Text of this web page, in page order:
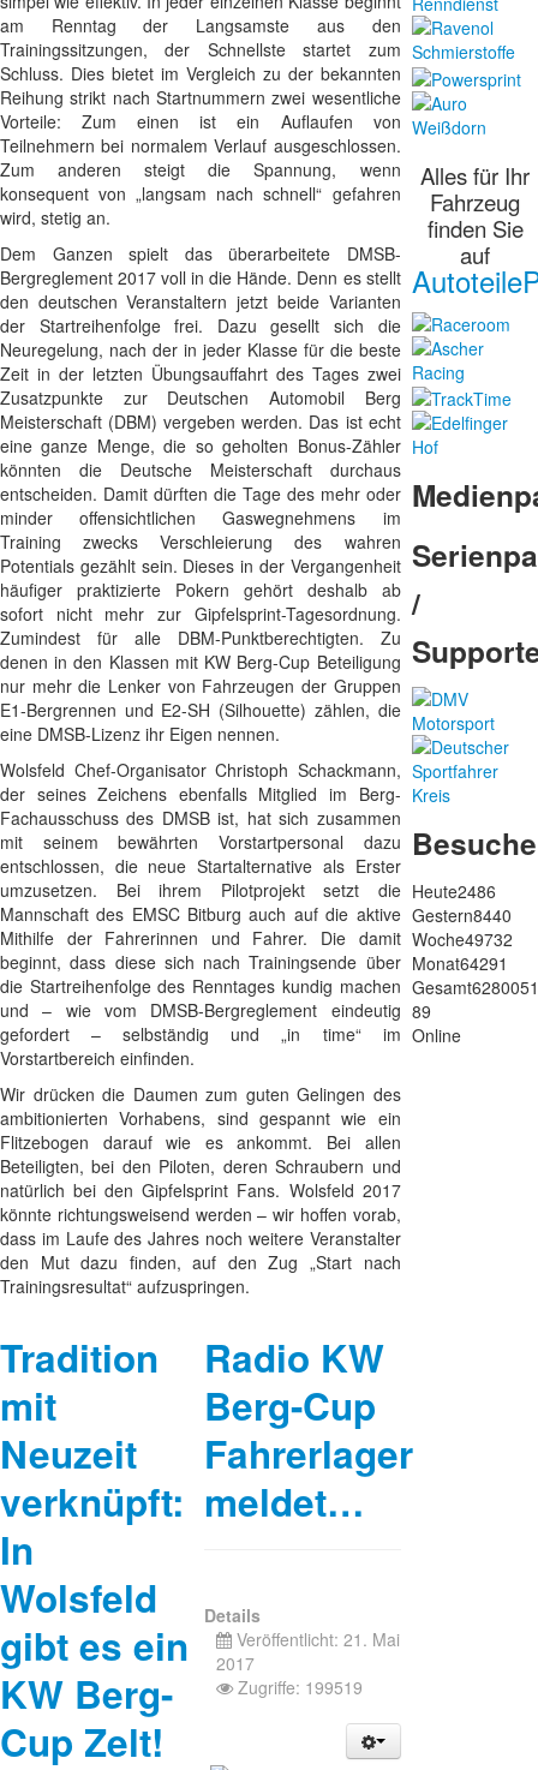
am Renntag der Langsamste aus den
Trainingssitzungen, der Schnellste startet zum
Schluss. Dies bietet im Vergleich zu der bekannten
Reihung strikt nach Startnummern zwei wesentliche
Vorteile: Zum einen ist ein Auflaufen von
Teilnehmern bei normalem Verlauf ausgeschlossen.
Zum anderen steigt die Spannung, wenn
konsequent von „langsam nach schnell“ gefahren
wird, stetig an.
Dem Ganzen spielt das überarbeitete DMSB-
Bergreglement 2017 voll in die Hände. Denn es stellt
den deutschen Veranstaltern jetzt beide Varianten
der Startreihenfolge frei. Dazu gesellt sich die
Neuregelung, nach der in jeder Klasse für die beste
Zeit in der letzten Übungsauffahrt des Tages zwei
Zusatzpunkte zur Deutschen Automobil Berg
Meisterschaft (DBM) vergeben werden. Das ist echt
eine ganze Menge, die so geholten Bonus-Zähler
könnten die Deutsche Meisterschaft durchaus
entscheiden. Damit dürften die Tage des mehr oder
minder offensichtlichen Gaswegnehmens im
Training zwecks Verschleierung des wahren
Potentials gezählt sein. Dieses in der Vergangenheit
häufiger praktizierte Pokern gehört deshalb ab
sofort nicht mehr zur Gipfelsprint-Tagesordnung.
Zumindest für alle DBM-Punktberechtigten. Zu
denen in den Klassen mit KW Berg-Cup Beteiligung
nur mehr die Lenker von Fahrzeugen der Gruppen
E1-Bergrennen und E2-SH (Silhouette) zählen, die
eine DMSB-Lizenz ihr Eigen nennen.
Wolsfeld Chef-Organisator Christoph Schackmann,
der seines Zeichens ebenfalls Mitglied im Berg-
Fachausschuss des DMSB ist, hat sich zusammen
mit seinem bewährten Vorstartpersonal dazu
entschlossen, die neue Startalternative als Erster
umzusetzen. Bei ihrem Pilotprojekt setzt die
Mannschaft des EMSC Bitburg auch auf die aktive
Mithilfe der Fahrerinnen und Fahrer. Die damit
beginnt, dass diese sich nach Trainingsende über
die Startreihenfolge des Renntages kundig machen
und – wie vom DMSB-Bergreglement eindeutig
gefordert – selbständig und „in time“ im
Vorstartbereich einfinden.
Wir drücken die Daumen zum guten Gelingen des
ambitionierten Vorhabens, sind gespannt wie ein
Flitzebogen darauf wie es ankommt. Bei allen
Beteiligten, bei den Piloten, deren Schraubern und
natürlich bei den Gipfelsprint Fans. Wolsfeld 2017
könnte richtungsweisend werden – wir hoffen vorab,
dass im Laufe des Jahres noch weitere Veranstalter
den Mut dazu finden, auf den Zug „Start nach
Trainingsresultat“ aufzuspringen.
Tradition
mit
Neuzeit
verknüpft:
In
Wolsfeld
gibt es ein
KW Berg-
Cup Zelt!
Radio KW
Berg-Cup
Fahrerlager
meldet…
Details
Veröffentlicht: 21. Mai
2017
Zugriffe: 199519
Alles für Ihr
Fahrzeug
finden Sie
auf
/
Heute2486
Gestern8440
Woche49732
Monat64291
Gesamt
89
Online